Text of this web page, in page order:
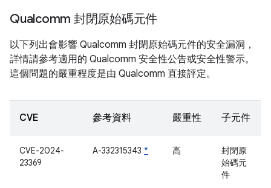
Qualcomm 封閉原始碼元件
以下列出會影響 Qualcomm 封閉原始碼元件的安全漏洞，
詳情請參考適用的 Qualcomm 安全性公告或安全性警示。
這個問題的嚴重程度是由 Qualcomm 直接評定。
CVE 參考資料 嚴重性 子元件
CVE-2024-
23369
A-332315343 * 高
封閉原
始碼元
件